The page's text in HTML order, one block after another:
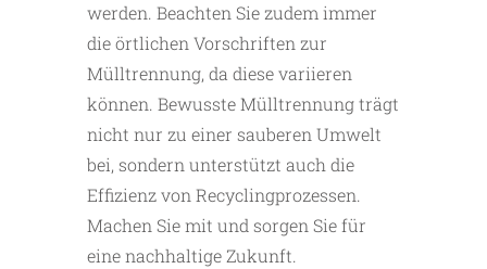
werden. Beachten Sie zudem immer
die örtlichen Vorschriften zur
Mülltrennung, da diese variieren
können. Bewusste Mülltrennung trägt
nicht nur zu einer sauberen Umwelt
bei, sondern unterstützt auch die
Effizienz von Recyclingprozessen.
Machen Sie mit und sorgen Sie für
eine nachhaltige Zukunft.